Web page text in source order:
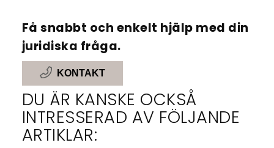
Få snabbt och enkelt hjälp med din
juridiska fråga.
KONTAKT
DU ÄR KANSKE OCKSÅ
INTRESSERAD AV FÖLJANDE
ARTIKLAR: